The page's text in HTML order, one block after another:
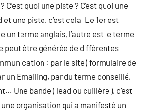
C’est quoi une piste ? C’est quoi une
et une piste, c’est cela. Le 1er est
un terme anglais, l’autre est le terme
peut être générée de différentes
: par le site ( formulaire de
un Emailing, par du terme conseillé,
Une bande ( lead ou cuillère ), c’est
organisation qui a manifesté un